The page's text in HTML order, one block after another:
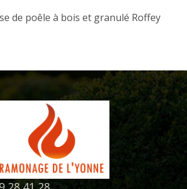
de poêle à bois et granulé Roffey